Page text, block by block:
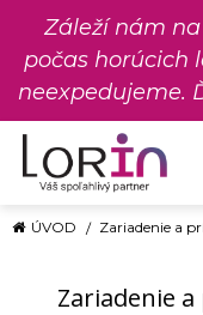
Záleží nám
počas horúcich
neexpedujeme.
ÚVOD Zariadenie a
Zariadenie